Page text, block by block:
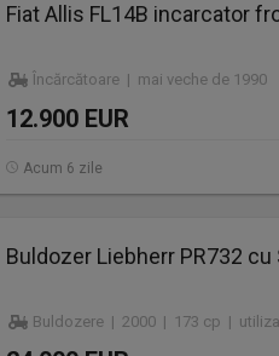
Fiat Allis FL14B incarcator
Încărcătoare | mai veche de 1990
12.900 EUR
Acum 6 zile
Buldozer Liebherr PR732
Buldozere | 2000 | 173 cp |